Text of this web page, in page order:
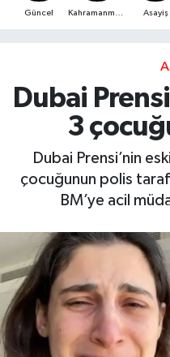
Güncel Asayiş
Dubai
3
Dubai Prensi’nin
çocuğunun polis
BM’ye acil
Çevre
Ekonomi
Güncel
Kültür Sanat
Magazin
Manşet Altı
Kahramanmaraş
Süper Lig Puan
Tüm Manşetler
Son Dakika
Haber Arşivi